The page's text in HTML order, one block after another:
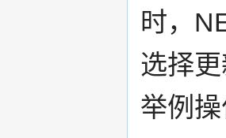
时，
选择
举例操